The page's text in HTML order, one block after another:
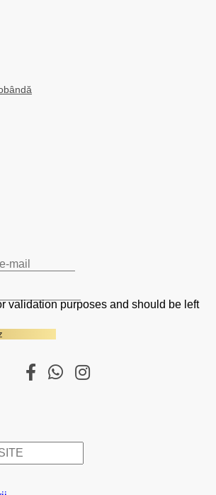
validation purposes and should be left